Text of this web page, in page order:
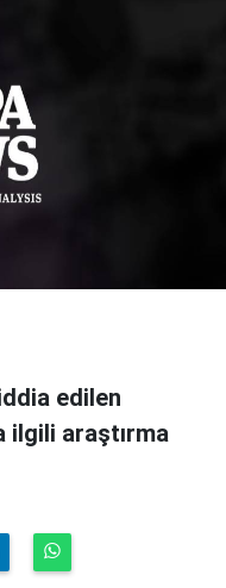
edilen
ilgili araştırma